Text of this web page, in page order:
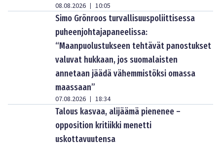
08.08.2026 | 10:05
Simo Grönroos turvallisuuspoliittisessa
puheenjohtajapaneelissa:
“Maanpuolustukseen tehtävät panostukset
valuvat hukkaan, jos suomalaisten
annetaan jäädä vähemmistöksi omassa
maassaan”
07.08.2026 | 18:34
Talous kasvaa, alijäämä pienenee –
opposition kritiikki menetti
uskottavuutensa